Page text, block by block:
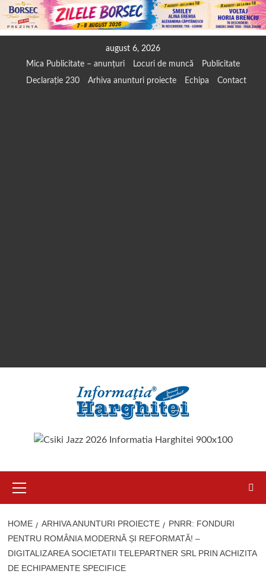
august 6, 2026
Mica Publicitate – anunțuri
Locuri de muncă
Publicitate
Declarație 230
Arhiva anunturi proiecte Echipa Contact
Menu
HOME ARHIVA ANUNTURI PROIECTE
PNRR: FONDURI
PENTRU ROMÂNIA MODERNĂ ȘI REFORMATĂ! –
DIGITALIZAREA SOCIETATII TELEPARTNER SRL PRIN ACHIZITA
DE ECHIPAMENTE SPECIFICE